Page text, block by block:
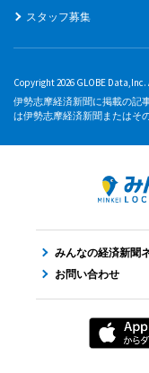
スタッフ募集
Copyright 2026 GLOBE
伊勢志摩経済新聞に掲載の記
は伊勢志摩経済新聞またはそ
みんなの経済新聞
お問い合わせ